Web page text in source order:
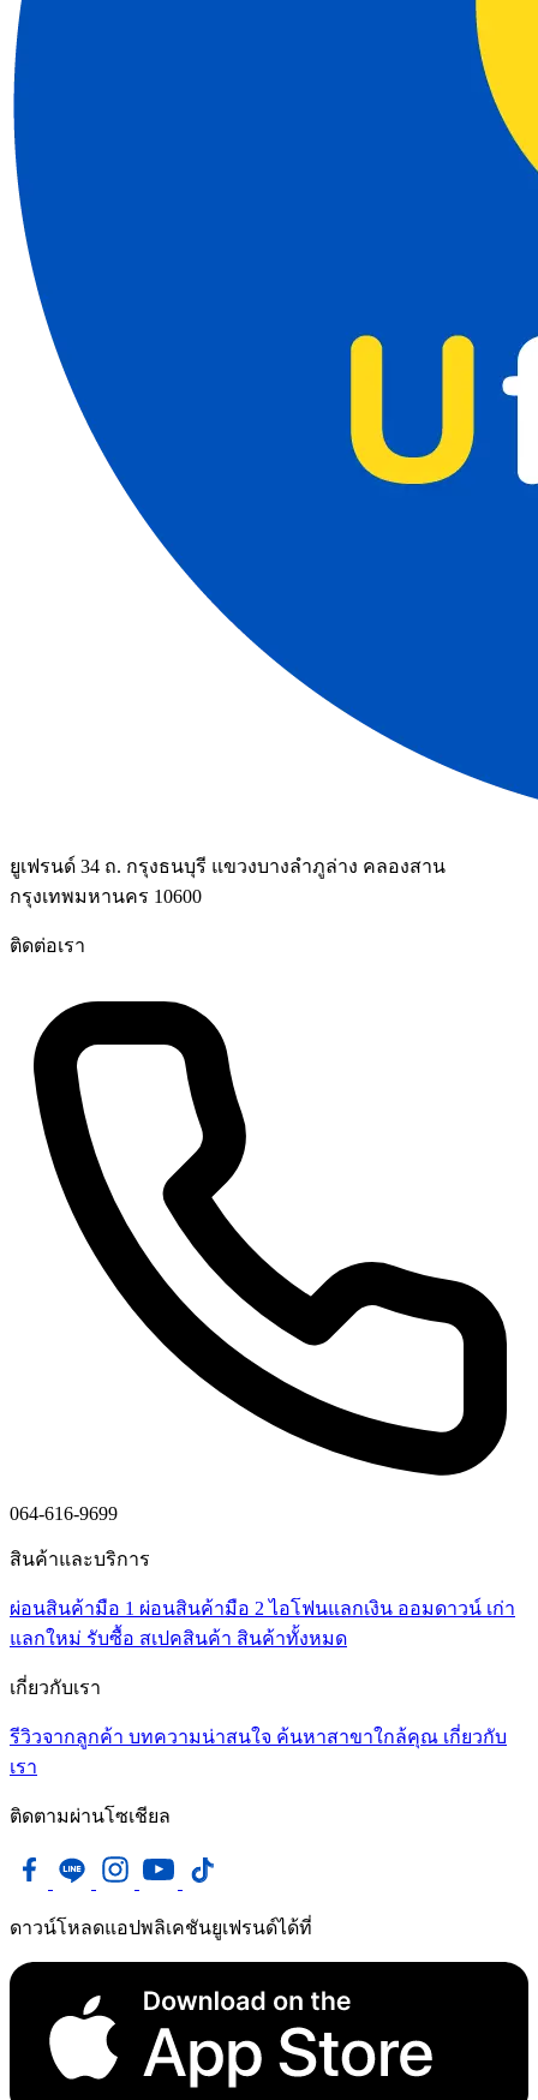
ยูเฟรนด์ 34 ถ. กรุงธนบุรี แขวงบางลำภูล่าง คลองสาน
กรุงเทพมหานคร 10600
ติดต่อเรา
064-616-9699
สินค้าและบริการ
ผ่อนสินค้ามือ 1 ผ่อนสินค้ามือ 2ไอโฟนแลกเงิน ออมดาวน์ เก่า
แลกใหม่ รับซื้อ สเปคสินค้า สินค้าทั้งหมด
เกี่ยวกับเรา
รีวิวจากลูกค้า บทความน่าสนใจ ค้นหาสาขาใกล้คุณ เกี่ยวกับ
เรา
ติดตามผ่านโซเชียล
ดาวน์โหลดแอปพลิเคชันยูเฟรนด์ได้ที่